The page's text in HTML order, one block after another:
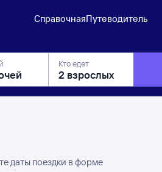
СправочнаяПутеводитель
Кто едет
даты поездки в форме